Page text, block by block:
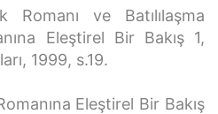
ve Batılılaşma
Eleştirel Bir Bakış 1,
1999, s.19.
Eleştirel Bir Bakış